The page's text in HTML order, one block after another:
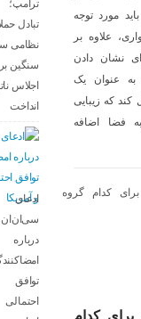
مورد توجه
علاوه بر
نشان دادن
به عنوان یک
کند که زیبایی
فضا اضافه
کدام
ترامپ؛
تبادل
نظامی
سنگین بر
اجلاس
انداخت
ادعای
سی‌ان‌ان
درباره
توافق
احتمالی